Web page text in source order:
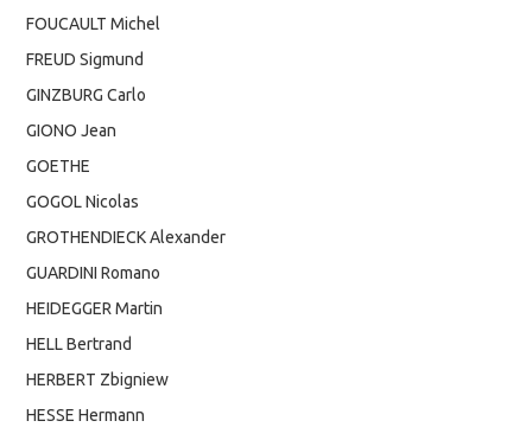
FOUCAULT Michel
FREUD Sigmund
GINZBURG Carlo
GIONO Jean
GOETHE
GOGOL Nicolas
GROTHENDIECK Alexander
GUARDINI Romano
HEIDEGGER Martin
HELL Bertrand
HERBERT Zbigniew
HESSE Hermann